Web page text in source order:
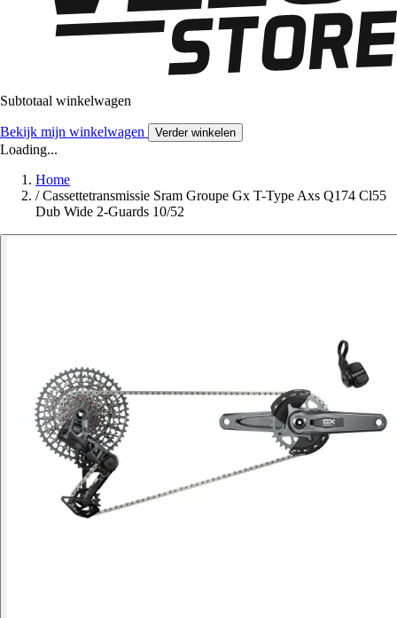
Subtotaal winkelwagen
Bekijk mijn winkelwagen Verder winkelen
Loading...
Home
/ Cassettetransmissie Sram Groupe Gx T-Type Axs Q174 Cl55
Dub Wide 2-Guards 10/52